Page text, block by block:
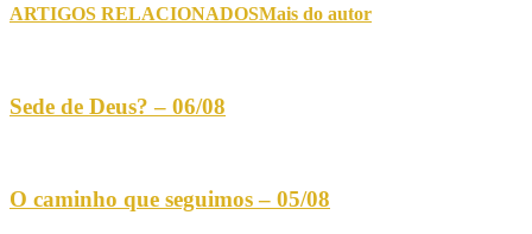
ARTIGOS RELACIONADOSMais do autor
Sede de Deus? – 06/08
O caminho que seguimos – 05/08